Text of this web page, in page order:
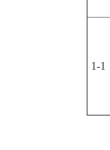
1-1